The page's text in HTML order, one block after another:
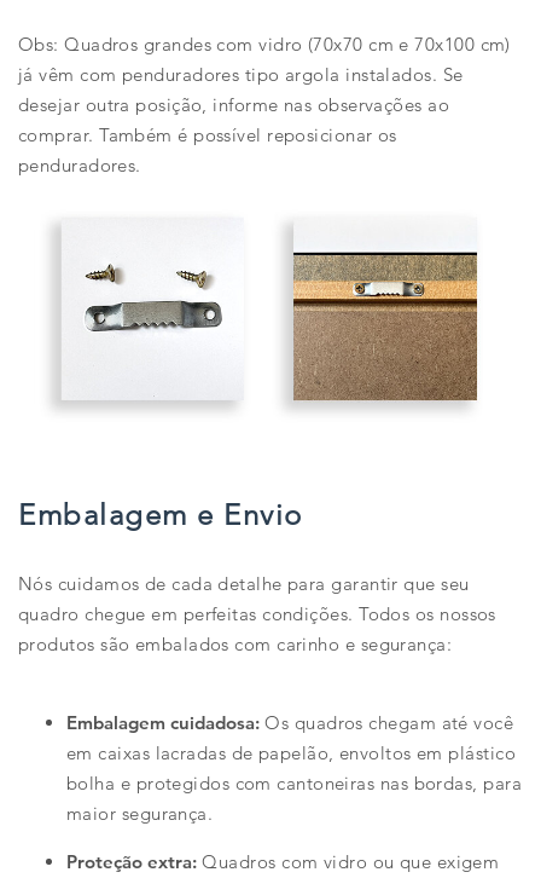
Obs: Quadros grandes com vidro (70x70 cm e 70x100 cm)
já vêm com penduradores tipo argola instalados. Se
desejar outra posição, informe nas observações ao
comprar. Também é possível reposicionar os
penduradores.
Embalagem e Envio
Nós cuidamos de cada detalhe para garantir que seu
quadro chegue em perfeitas condições. Todos os nossos
produtos são embalados com carinho e segurança:
Embalagem cuidadosa: Os quadros chegam até você
em caixas lacradas de papelão, envoltos em plástico
bolha e protegidos com cantoneiras nas bordas, para
maior segurança.
Proteção extra: Quadros com vidro ou que exigem